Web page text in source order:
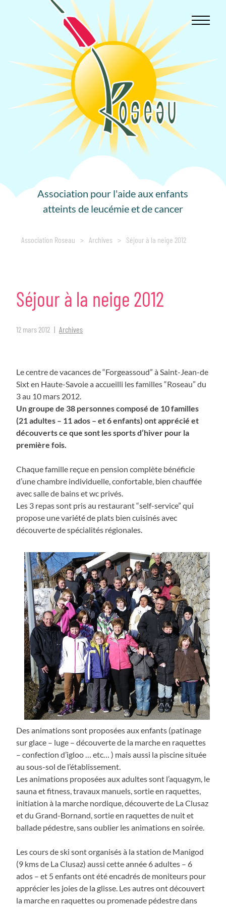
Association pour l'aide aux enfants
atteints de leucémie et de cancer
Association Roseau > Archives > Séjour à la neige 2012
Séjour à la neige 2012
12 mars 2012 Archives
Le centre de vacances de “Forgeassoud” à Saint-Jean-de
Sixt en Haute-Savoie a accueilli les familles “Roseau” du
3 au 10 mars 2012.
Un groupe de 38 personnes composé de 10 familles
(21 adultes – 11 ados – et 6 enfants) ont apprécié et
découverts ce que sont les sports d’hiver pour la
première fois.
Chaque famille reçue en pension complète bénéficie
d’une chambre individuelle, confortable, bien chauffée
avec salle de bains et wc privés.
Les 3 repas sont pris au restaurant “self-service” qui
propose une variété de plats bien cuisinés avec
découverte de spécialités régionales.
Des animations sont proposées aux enfants (patinage
sur glace – luge – découverte de la marche en raquettes
– confection d’igloo … etc… ) mais aussi la piscine située
au sous-sol de l’établissement.
Les animations proposées aux adultes sont l’aquagym, le
sauna et fitness, travaux manuels, sortie en raquettes,
initiation à la marche nordique, découverte de La Clusaz
et du Grand-Bornand, sortie en raquettes de nuit et
ballade pédestre, sans oublier les animations en soirée.
Les cours de ski sont organisés à la station de Manigod
(9 kms de La Clusaz) aussi cette année 6 adultes – 6
ados – et 5 enfants ont été encadrés de moniteurs pour
apprécier les joies de la glisse. Les autres ont découvert
la marche en raquettes ou promenade pédestre dans